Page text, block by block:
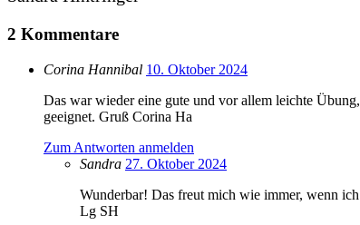
2 Kommentare
Corina Hannibal 10. Oktober 2024
Das war wieder eine gute und vor allem leichte
geeignet. Gruß Corina Ha
Zum Antworten anmelden
Sandra 27. Oktober 2024
Wunderbar! Das freut mich wie immer, wenn
Lg SH